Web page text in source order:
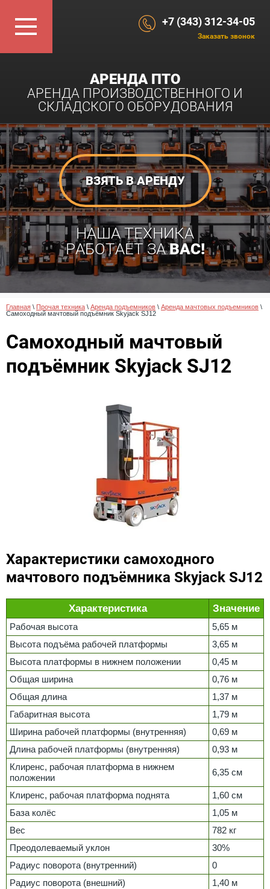
АРЕНДА ПТО
АРЕНДА ПРОИЗВОДСТВЕННОГО И
СКЛАДСКОГО ОБОРУДОВАНИЯ
+7 (343) 312-34-05
Заказать звонок
ВЗЯТЬ В АРЕНДУ
НАША ТЕХНИКА
РАБОТАЕТ ЗАВАС!
Главная \ Прочая техника \ Аренда подъемников \ Аренда мачтовых подъемников
Самоходный мачтовый подъёмник Skyjack SJ12
Самоходный мачтовый
подъёмник Skyjack SJ12
Характеристики самоходного
мачтового подъёмника Skyjack SJ12
Характеристика Значение
Рабочая высота
5,65 м
Высота подъёма рабочей платформы
3,65 м
Высота платформы в нижнем положении
0,45 м
Общая ширина
0,76 м
Общая длина
1,37 м
Габаритная высота
1,79 м
Ширина рабочей платформы (внутренняя)
0,69 м
Длина рабочей платформы (внутренняя)
0,93 м
Клиренс, рабочая платформа в нижнем
положении
6,35 см
Клиренс, рабочая платформа поднята
1,60 см
База колёс
1,05 м
Вес
782 кг
Преодолеваемый уклон
30%
Радиус поворота (внутренний)
0
Радиус поворота (внешний)
1,40 м